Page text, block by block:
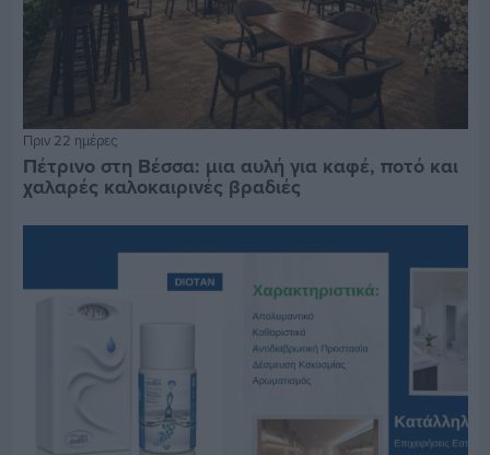
Πριν 22 ημέρες
Πέτρινο στη Βέσσα: μια αυλή για καφέ, ποτό και
χαλαρές καλοκαιρινές βραδιές